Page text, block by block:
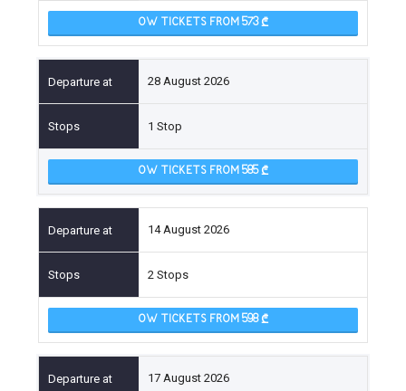
OW TICKETS FROM 573
28 August 2026
1 Stop
OW TICKETS FROM 585
14 August 2026
2 Stops
OW TICKETS FROM 598
17 August 2026